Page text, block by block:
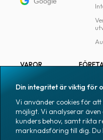
VAROR
Märkning
Emballage
Emballagetillbehör
Kontorsvaror
Pressrum
Jobb &
Din integritet är viktig för
Vi använder cookies för
möjligt. Vi analyserar
kunders behov, samt rikta
marknadsföring till dig. Du